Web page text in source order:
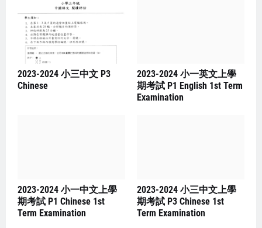
2023-2024 小三中文 P3
Chinese
2023-2024 小一英文上學
期考試 P1 English 1st Term
Examination
2023-2024 小一中文上學
期考試 P1 Chinese 1st
Term Examination
2023-2024 小三中文上學
期考試 P3 Chinese 1st
Term Examination